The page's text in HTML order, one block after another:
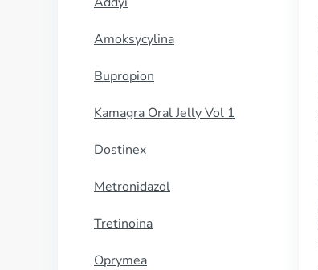
Amoksycylina
Bupropion
Kamagra Oral Jelly Vol 1
Dostinex
Metronidazol
Tretinoina
Oprymea